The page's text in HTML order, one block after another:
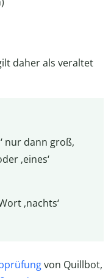
daher als veraltet
nur dann groß,
‚eines‘
‚nachts‘
von Quillbot,